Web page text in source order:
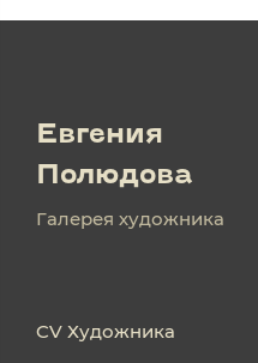
Евгения
Полюдова
Галерея художника
CV Художника